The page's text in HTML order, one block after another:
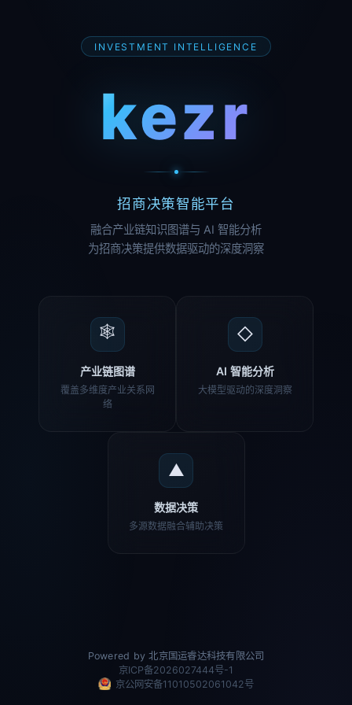
INVESTMENT INTELLIGENCE
kezr
招商决策智能平台
融合产业链知识图谱与 AI 智能分析
为招商决策提供数据驱动的深度洞察
🕸
产业链图谱
覆盖多维度产业关系网
络
◇
AI 智能分析
大模型驱动的深度洞察
▲
数据决策
多源数据融合辅助决策
Powered by 北京国运睿达科技有限公司
京ICP备2026027444号-1
京公网安备11010502061042号